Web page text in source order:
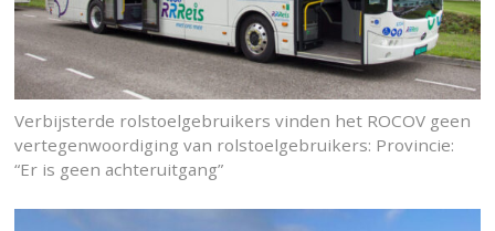
Verbijsterde rolstoelgebruikers vinden het ROCOV geen
vertegenwoordiging van rolstoelgebruikers: Provincie:
“Er is geen achteruitgang”